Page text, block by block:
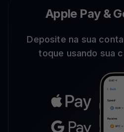
Apple Pay &
Deposite na sua
toque usando sua